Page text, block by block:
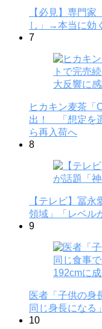
【必見】専門
し」→本当に効
7
ヒカキン麦茶「
出！ 「想定を
ら再入荷へ
8
【テレビ】冨
領域」「レベル
9
医者「子供の身
同じ身長になる
10